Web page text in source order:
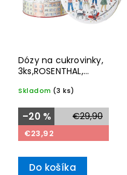
Dózy na cukrovinky,
3ks,ROSENTHAL,
Skladom (3 ks)
€29,90
–20 %
€23,92
Do košíka